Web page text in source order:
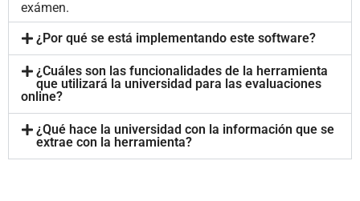
exámen.
¿Por qué se está implementando este software?
¿Cuáles son las funcionalidades de la herramienta
que utilizará la universidad para las evaluaciones
online?
¿Qué hace la universidad con la información que se
extrae con la herramienta?